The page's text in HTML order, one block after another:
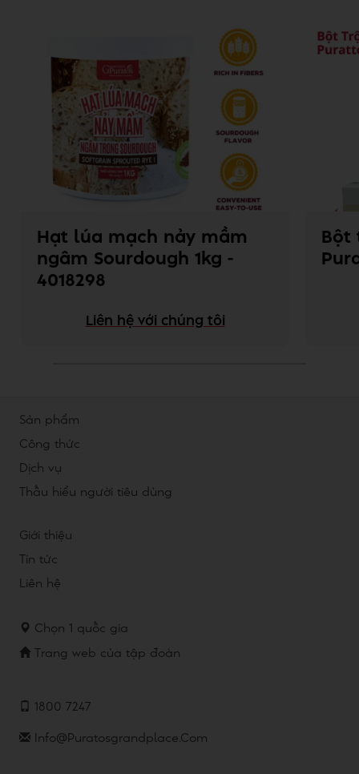
Hạt lúa mạch nảy mầm
ngâm Sourdough 1kg -
4018298
Liên hệ với chúng tôi
Bột
Sản phẩm
Công thức
Dịch vụ
Thấu hiểu người tiêu dùng
Giới thiệu
Tin tức
Liên hệ
Chọn 1 quốc gia
Trang web của tập đoàn
1800 7247
Info@puratosgrandplace.com